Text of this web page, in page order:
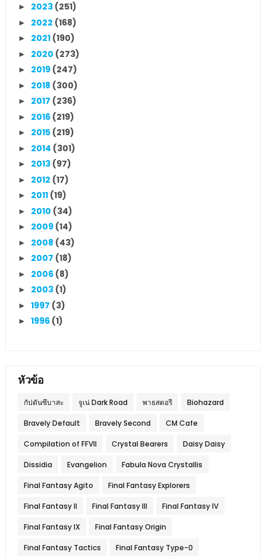
► 2023 (251)
► 2022 (168)
► 2021 (190)
► 2020 (273)
► 2019 (247)
► 2018 (300)
► 2017 (236)
► 2016 (219)
► 2015 (219)
► 2014 (301)
► 2013 (97)
► 2012 (17)
► 2011 (19)
► 2010 (34)
► 2009 (14)
► 2008 (43)
► 2007 (18)
► 2006 (8)
► 2003 (1)
► 1997 (3)
► 1996 (1)
หัวข้อ
กัปตันซึบาสะ จูเน่ Dark Road พาธสตอรี Biohazard
Bravely Default Bravely Second CM Cafe
Compilation of FFVII Crystal Bearers Daisy Daisy
Dissidia Evangelion Fabula Nova Crystallis
Final Fantasy Agito Final Fantasy Explorers
Final Fantasy II Final Fantasy III Final Fantasy IV
Final Fantasy IX Final Fantasy Origin
Final Fantasy Tactics Final Fantasy Type-0